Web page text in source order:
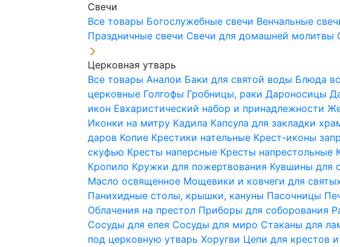
Свечи
Все товары Богослужебные свечи Венчальные
Праздничные свечи Свечи для домашней молитвы
Церковная утварь
Все товарыАналои Баки для святой воды Блюда
церковные Голгофы Гробницы, ракиДароносицы
икон Евхаристический набор и принадлежности
Иконки на митру Кадила Капсула для закладки
даров Копие Крестики нательные Крест-иконы
скуфью Кресты наперсные Кресты напрестольные
Кропило Кружки для пожертвования Кувшины для
Масло освященное Мощевики и ковчеги для
Панихидные столы, крышки, кануны Пасочницы
Облачения на престол Приборы для соборования
Сосуды для елея Сосуды для миро Стаканы для
под церковную утварьХоругви Цепи для крестов и